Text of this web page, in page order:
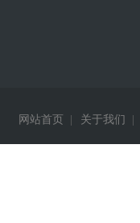
网站首页 关于我们